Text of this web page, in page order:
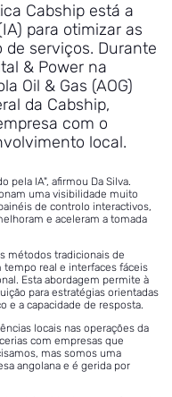
Cabship está a
para otimizar as
de serviços. Durante
& Power na
Oil & Gas (AOG)
da Cabship,
com o
local.
pela IA", afirmou Da Silva.
uma visibilidade muito
de controlo interactivos,
e aceleram a tomada
métodos tradicionais de
tempo real e interfaces fáceis
Esta abordagem permite à
para estratégias orientadas
e a capacidade de resposta.
locais nas operações da
com empresas que
mas somos uma
angolana e é gerida por